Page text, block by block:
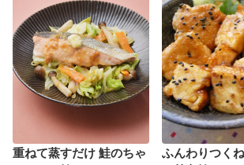
重ねて蒸すだけ 鮭のちゃ
ふんわりつく